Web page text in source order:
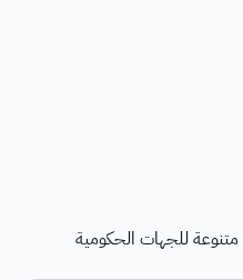
للجهات الحكومية